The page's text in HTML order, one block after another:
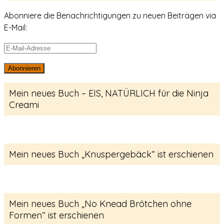
Abonniere die Benachrichtigungen zu neuen Beiträgen via
E-Mail:
E-
Adresse
Abonnieren
Mein neues Buch – EIS, NATÜRLICH für die Ninja
Creami
Mein neues Buch „Knuspergebäck“ ist erschienen
Mein neues Buch „No Knead Brötchen ohne
Formen“ ist erschienen